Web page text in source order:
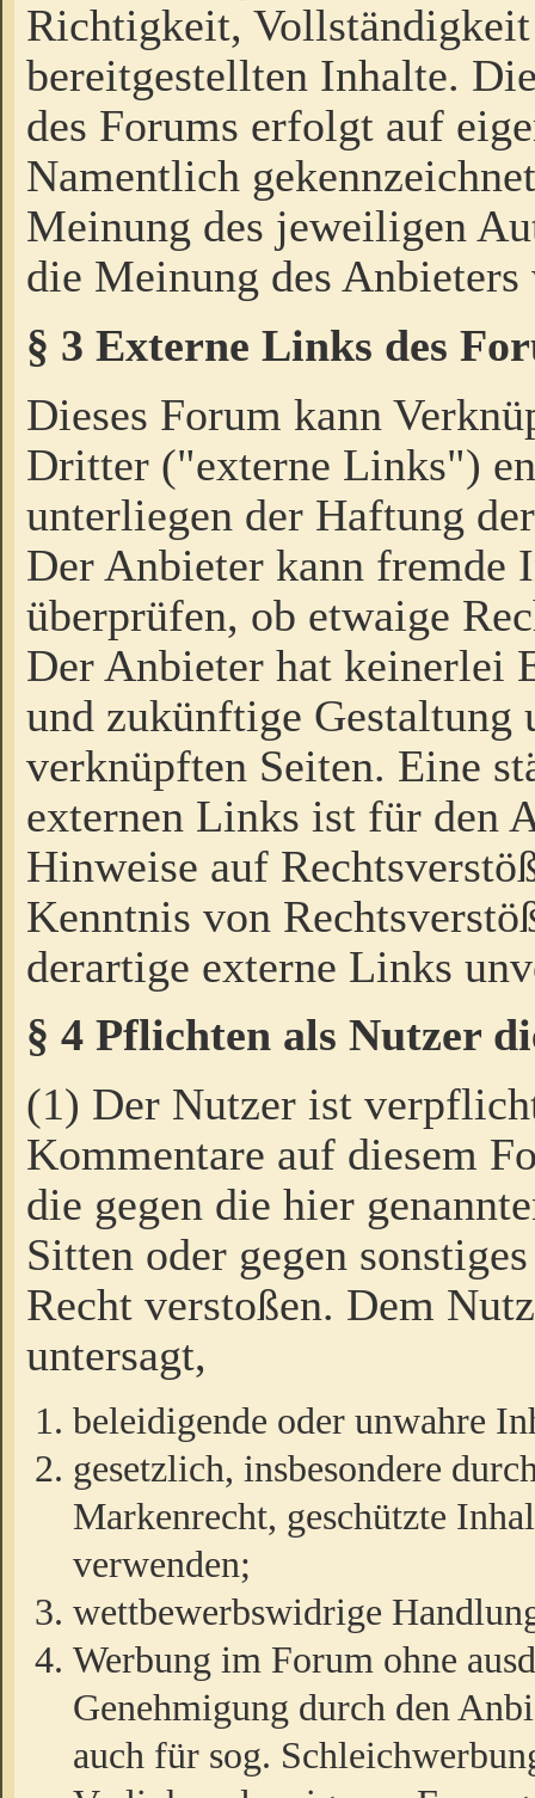
Richtigkeit,
bereitgestellten Inhalte.
des Forums erfolgt auf
Namentlich
Meinung des jeweiligen
die Meinung des Anbieters
§ 3 Externe Links des
Dieses Forum kann
Dritter ("externe Links")
unterliegen der Haftung
Der Anbieter kann fremde
überprüfen, ob etwaige
Der Anbieter hat keinerlei
und zukünftige Gestaltung
verknüpften Seiten. Eine
externen Links ist für den
Hinweise auf
Kenntnis von
derartige externe Links
§ 4 Pflichten als Nutzer
(1) Der Nutzer ist
Kommentare auf diesem
die gegen die hier
Sitten oder gegen
Recht verstoßen. Dem
untersagt,
beleidigende oder unwahre
gesetzlich, insbesondere
Markenrecht, geschützte
verwenden;
wettbewerbswidrige
Werbung im Forum ohne
Genehmigung durch den
auch für sog.